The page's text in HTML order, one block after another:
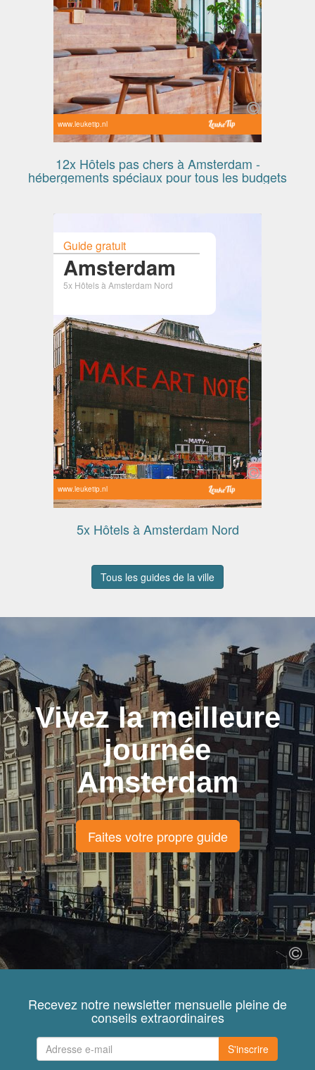
www.leuketip.nl
12x Hôtels pas chers à Amsterdam -
hébergements spéciaux pour tous les budgets
Guide gratuit
Amsterdam
5x Hôtels à Amsterdam Nord
www.leuketip.nl
5x Hôtels à Amsterdam Nord
Tous les guides de la ville
Vivez la meilleure
journée
Amsterdam
Faites votre propre guide
Recevez notre newsletter mensuelle pleine de
conseils extraordinaires
S'inscrire